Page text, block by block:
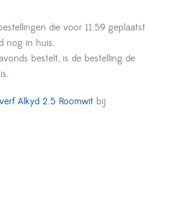
die voor 11:59 geplaatst
nog in huis.
bestelt, is de bestelling de
Alkyd 2.5 Roomwit bij